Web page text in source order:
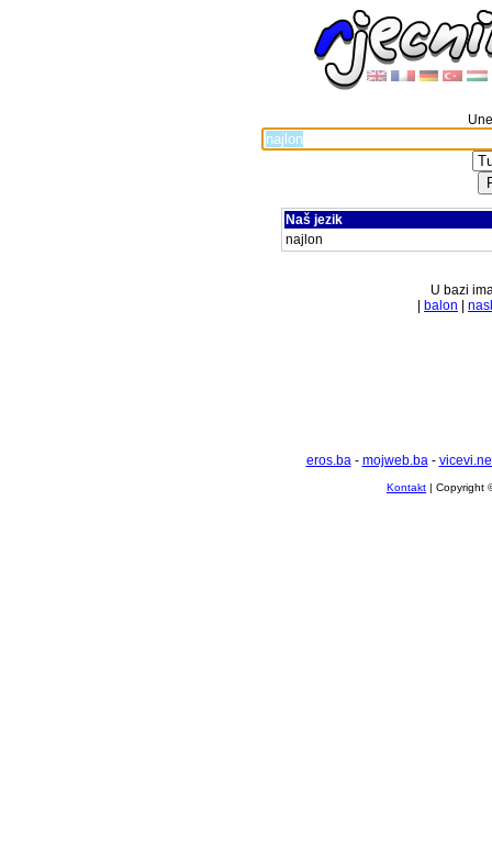
Naš jezik
najlon
U bazi
balon
eros.ba- mojweb.ba-
Kontakt | Copyright